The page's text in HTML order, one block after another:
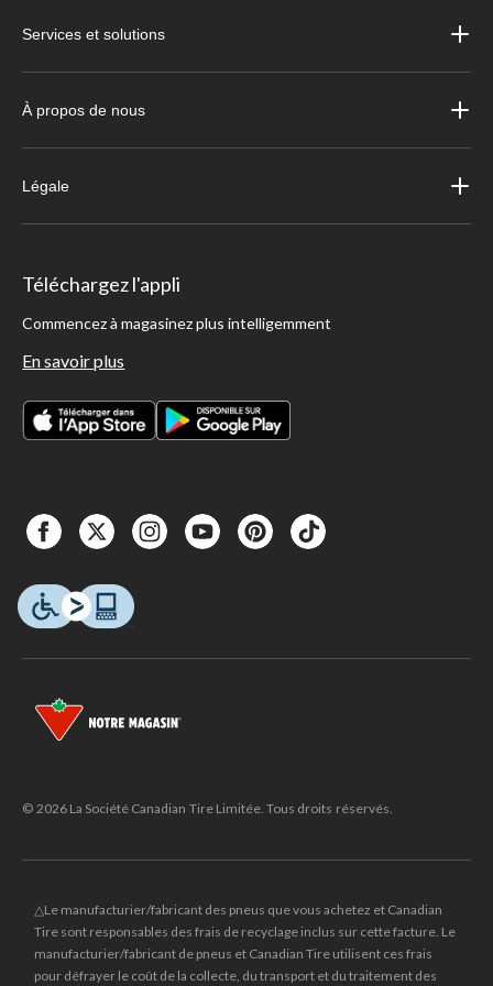
Services et solutions
À propos de nous
Légale
Téléchargez l'appli
Commencez à magasinez plus intelligemment
En savoir plus
© 2026 La Société Canadian Tire Limitée. Tous droits réservés.
△Le manufacturier/fabricant des pneus que vous achetez et Canadian
Tire sont responsables des frais de recyclage inclus sur cette facture. Le
manufacturier/fabricant de pneus et Canadian Tire utilisent ces frais
pour défrayer le coût de la collecte, du transport et du traitement des